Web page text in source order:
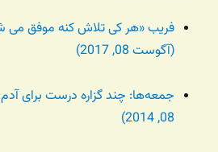
فریب «هر کی تلاش کنه موفق می
(آگوست 08, 2017)
جمعه‌ها: چند گزاره درست برای
08, 2014)